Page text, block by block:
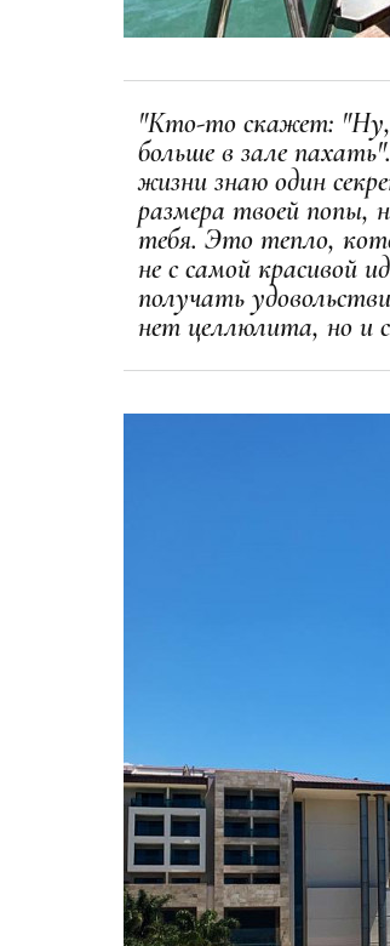
"Кто-то скажет: "Ну,
больше в зале
жизни знаю один
размера твоей попы,
тебя. Это тепло,
не с самой красивой
получать
нет целлюлита, но и